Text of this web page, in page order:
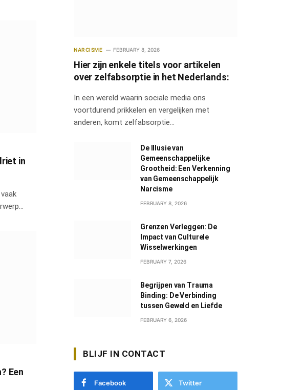
in
Een
NARCISME FEBRUARY 8, 2026
Hier zijn enkele titels voor artikelen
over zelfabsorptie in het Nederlands:
In een wereld waarin sociale media ons
voortdurend prikkelen en vergelijken met
anderen, komt zelfabsorptie…
De Illusie van
Gemeenschappelijke
Grootheid: Een Verkenning
van Gemeenschappelijk
Narcisme
FEBRUARY 8, 2026
Grenzen Verleggen: De
Impact van Culturele
Wisselwerkingen
FEBRUARY 7, 2026
Begrijpen van Trauma
Binding: De Verbinding
tussen Geweld en Liefde
FEBRUARY 6, 2026
BLIJF IN CONTACT
Facebook Twitter